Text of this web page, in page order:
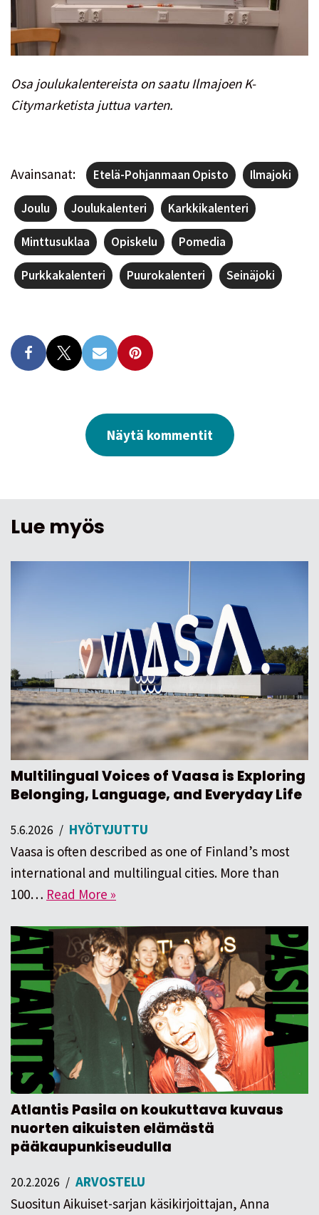
Osa joulukalentereista on saatu Ilmajoen K-
Citymarketista juttua varten.
Avainsanat: Etelä-Pohjanmaan Opisto Ilmajoki
Joulu Joulukalenteri Karkkikalenteri
Minttusuklaa Opiskelu Pomedia
Purkkakalenteri Puurokalenteri Seinäjoki
Näytä kommentit
Lue myös
Multilingual Voices of Vaasa is Exploring
Belonging, Language, and Everyday Life
5.6.2026
HYÖTYJUTTU
Vaasa is often described as one of Finland’s most
international and multilingual cities. More than
100… Read More »
Atlantis Pasila on koukuttava kuvaus
nuorten aikuisten elämästä
pääkaupunkiseudulla
20.2.2026
ARVOSTELU
Suositun Aikuiset-sarjan käsikirjoittajan, Anna